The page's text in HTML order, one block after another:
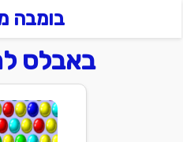
בומבה
באבלס